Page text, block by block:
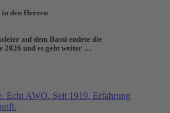
in den Herzen
auf dem Bassi endete die
2026 und es geht weiter …